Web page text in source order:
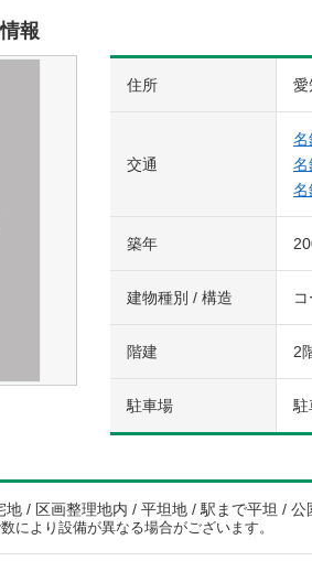
報
住所 愛
交通
名
名
名
築年
建物種別 / 構造
階建 2
駐車場 駐
地 / 区画整理地内 / 平坦地 / 駅まで平坦 /
により設備が異なる場合がございます。